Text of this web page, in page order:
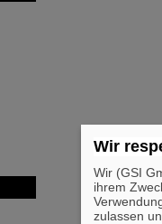
Wir
Wir (GSI
ihrem
zulassen